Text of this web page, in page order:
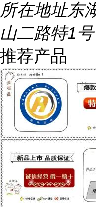
所在地址东
山二路特1号
推荐产品